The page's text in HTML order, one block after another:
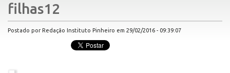
filhas12
Postado por Redação Instituto Pinheiro em 29/02/2016 - 09:39:07